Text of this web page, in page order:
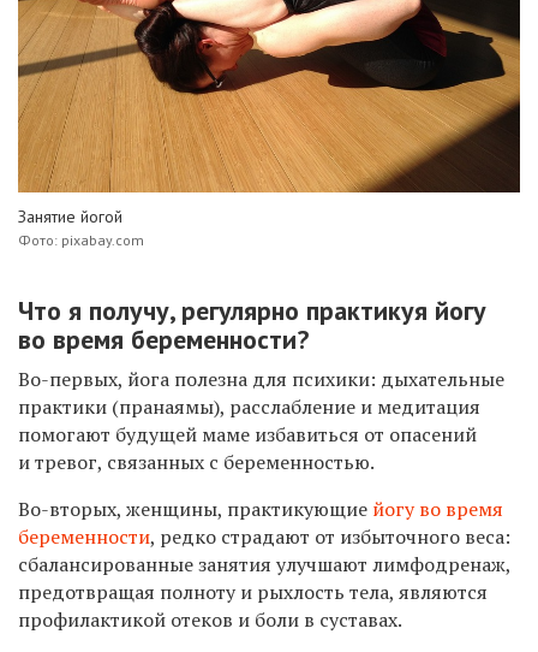
Занятие йогой
Фото: pixabay.com
Что я получу, регулярно практикуя йогу
во время беременности?
Во-первых, йога полезна для психики: дыхательные
практики (пранаямы), расслабление и медитация
помогают будущей маме избавиться от опасений
и тревог, связанных с беременностью.
Во-вторых, женщины, практикующие йогу во время
беременности, редко страдают от избыточного веса:
сбалансированные занятия улучшают лимфодренаж,
предотвращая полноту и рыхлость тела, являются
профилактикой отеков и боли в суставах.